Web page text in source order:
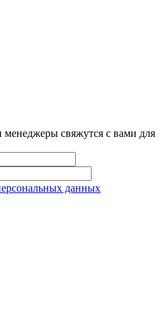
свяжутся с вами для
данных